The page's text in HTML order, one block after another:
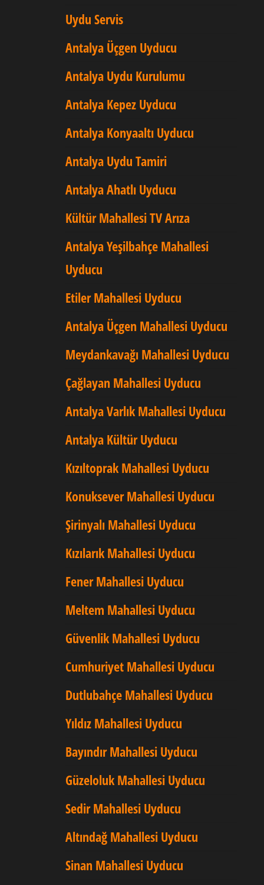
Uydu Servis
Antalya Üçgen Uyducu
Antalya Uydu Kurulumu
Antalya Kepez Uyducu
Antalya Konyaaltı Uyducu
Antalya Uydu Tamiri
Antalya Ahatlı Uyducu
Kültür Mahallesi TV Arıza
Antalya Yeşilbahçe Mahallesi
Uyducu
Etiler Mahallesi Uyducu
Antalya Üçgen Mahallesi Uyducu
Meydankavağı Mahallesi Uyducu
Çağlayan Mahallesi Uyducu
Antalya Varlık Mahallesi Uyducu
Antalya Kültür Uyducu
Kızıltoprak Mahallesi Uyducu
Konuksever Mahallesi Uyducu
Şirinyalı Mahallesi Uyducu
Kızılarık Mahallesi Uyducu
Fener Mahallesi Uyducu
Meltem Mahallesi Uyducu
Güvenlik Mahallesi Uyducu
Cumhuriyet Mahallesi Uyducu
Dutlubahçe Mahallesi Uyducu
Yıldız Mahallesi Uyducu
Bayındır Mahallesi Uyducu
Güzeloluk Mahallesi Uyducu
Sedir Mahallesi Uyducu
Altındağ Mahallesi Uyducu
Sinan Mahallesi Uyducu